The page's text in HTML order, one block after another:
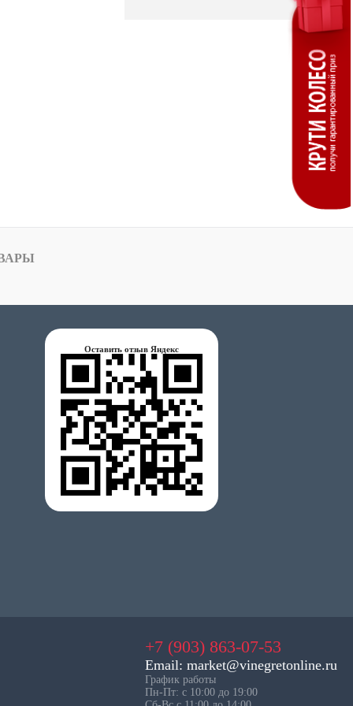
Оставить отзыв Яндекс
+7 (903) 863-07-53
Email: market@vinegretonline.ru
График работы
Пн-Пт: с 10:00 до 19:00